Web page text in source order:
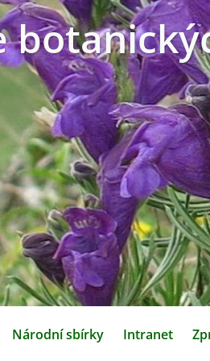
Národní sbírky Intranet